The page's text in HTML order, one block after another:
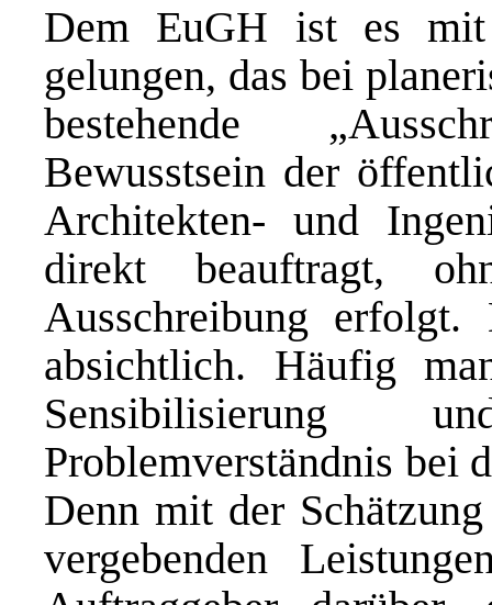
Dem EuGH ist es
gelungen, das bei
bestehende
Bewusstsein der
Architekten- und
direkt beauftragt,
Ausschreibung
absichtlich. Häufig
Sensibilisierung
Problemverständnis bei
Denn mit der
vergebenden